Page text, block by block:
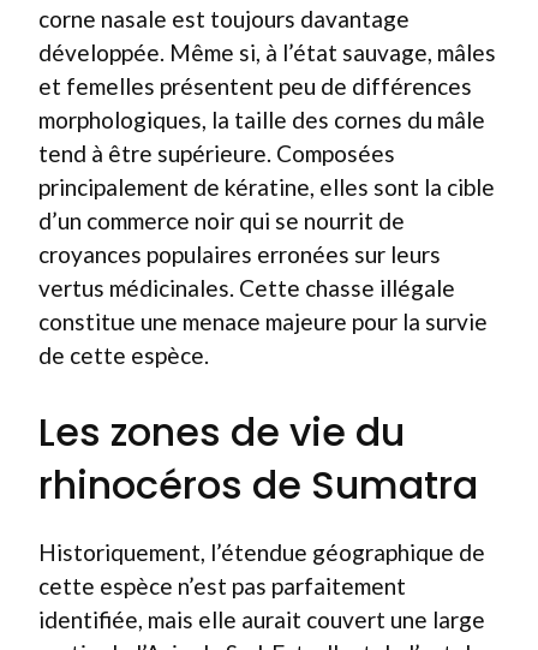
corne nasale est toujours davantage
développée. Même si, à l’état sauvage, mâles
et femelles présentent peu de différences
morphologiques, la taille des cornes du mâle
tend à être supérieure. Composées
principalement de kératine, elles sont la cible
d’un commerce noir qui se nourrit de
croyances populaires erronées sur leurs
vertus médicinales. Cette chasse illégale
constitue une menace majeure pour la survie
de cette espèce.
Les zones de vie du
rhinocéros de Sumatra
Historiquement, l’étendue géographique de
cette espèce n’est pas parfaitement
identifiée, mais elle aurait couvert une large